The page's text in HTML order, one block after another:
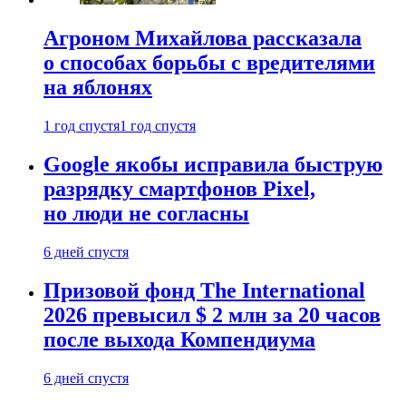
Агроном Михайлова рассказала
о способах борьбы с вредителями
на яблонях
1 год спустя1 год спустя
Google якобы исправила быструю
разрядку смартфонов Pixel,
но люди не согласны
6 дней спустя
Призовой фонд The International
2026 превысил $ 2 млн за 20 часов
после выхода Компендиума
6 дней спустя